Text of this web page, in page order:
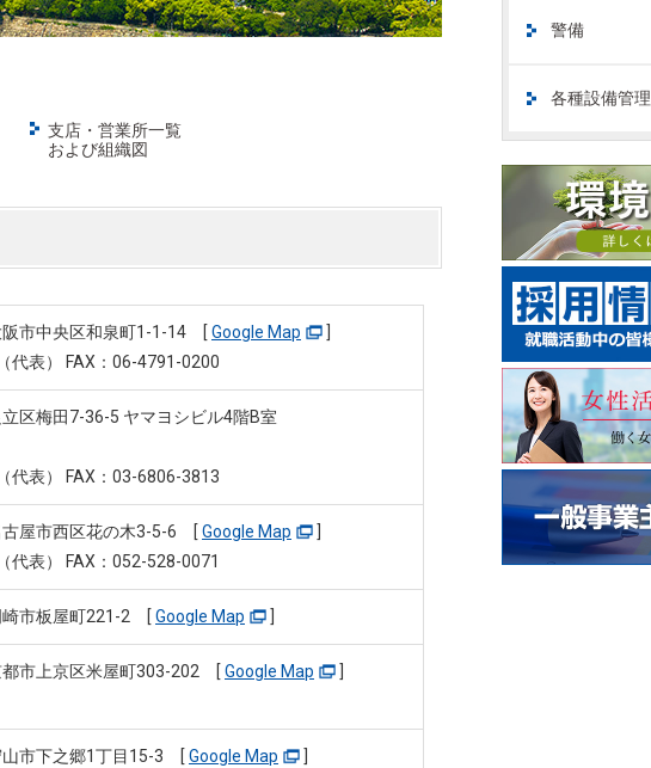
支店・営業所一覧
および組織図
市中央区和泉町1-1-14 [ Google Map
代表） FAX：06-4791-0200
区梅田7-36-5 ヤマヨシビル4階B室
代表） FAX：03-6806-3813
屋市西区花の木3-5-6 [ Google Map
代表） FAX：052-528-0071
崎市板屋町221-2 [ Google Map
市上京区米屋町303-202 [ Google Map
市下之郷1丁目15-3 [ Google Map
警備
各種設備管理